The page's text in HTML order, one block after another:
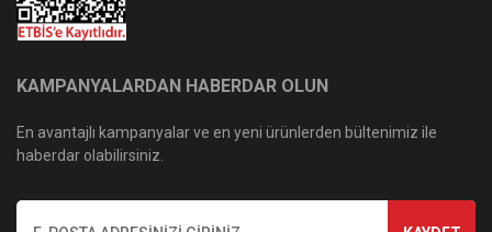
KAMPANYALARDAN HABERDAR OLUN
En avantajlı kampanyalar ve en yeni ürünlerden bültenimiz ile
haberdar olabilirsiniz.